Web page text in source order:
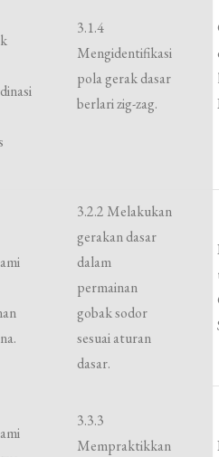
3.1.4
Mengidentifikasi
pola gerak dasar
berlari zig-zag.
3.2.2 Melakukan
gerakan dasar
dalam
permainan
gobak sodor
sesuai aturan
dasar.
3.3.3
Mempraktikkan